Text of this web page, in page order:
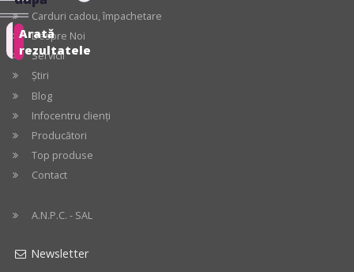
Arată
rezultatele
Recomandate
Preț
crescător
Preț
descrescător
mari
Carduri cadou, împachetare
Despre Noi
Servicii
Știri
Blog
Infocentru clienți
Producători
Top produse
Contact
A.N.P.C. - SAL
Newsletter